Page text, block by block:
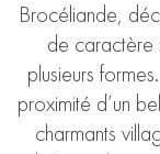
Brocéliande,
de caractère
plusieurs
proximité d’un
charmants